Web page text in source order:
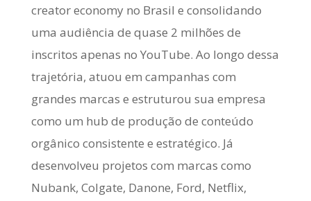
creator economy no Brasil e consolidando
uma audiência de quase 2 milhões de
inscritos apenas no YouTube. Ao longo dessa
trajetória, atuou em campanhas com
grandes marcas e estruturou sua empresa
como um hub de produção de conteúdo
orgânico consistente e estratégico. Já
desenvolveu projetos com marcas como
Nubank, Colgate, Danone, Ford, Netflix,